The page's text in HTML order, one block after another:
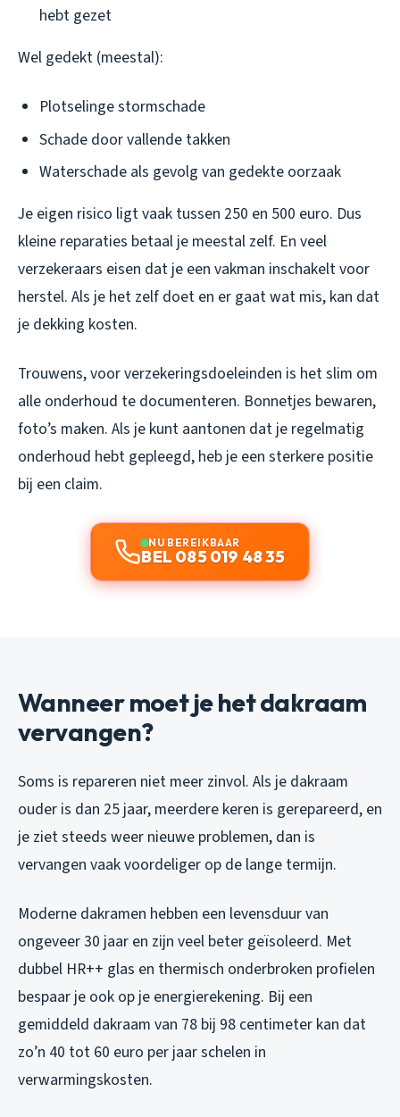
hebt gezet
Wel gedekt (meestal):
Plotselinge stormschade
Schade door vallende takken
Waterschade als gevolg van gedekte oorzaak
Je eigen risico ligt vaak tussen 250 en 500 euro. Dus
kleine reparaties betaal je meestal zelf. En veel
verzekeraars eisen dat je een vakman inschakelt voor
herstel. Als je het zelf doet en er gaat wat mis, kan dat
je dekking kosten.
Trouwens, voor verzekeringsdoeleinden is het slim om
alle onderhoud te documenteren. Bonnetjes bewaren,
foto’s maken. Als je kunt aantonen dat je regelmatig
onderhoud hebt gepleegd, heb je een sterkere positie
bij een claim.
NU BEREIKBAAR
BEL 085 019 48 35
Wanneer moet je het dakraam
vervangen?
Soms is repareren niet meer zinvol. Als je dakraam
ouder is dan 25 jaar, meerdere keren is gerepareerd, en
je ziet steeds weer nieuwe problemen, dan is
vervangen vaak voordeliger op de lange termijn.
Moderne dakramen hebben een levensduur van
ongeveer 30 jaar en zijn veel beter geïsoleerd. Met
dubbel HR++ glas en thermisch onderbroken profielen
bespaar je ook op je energierekening. Bij een
gemiddeld dakraam van 78 bij 98 centimeter kan dat
zo’n 40 tot 60 euro per jaar schelen in
verwarmingskosten.